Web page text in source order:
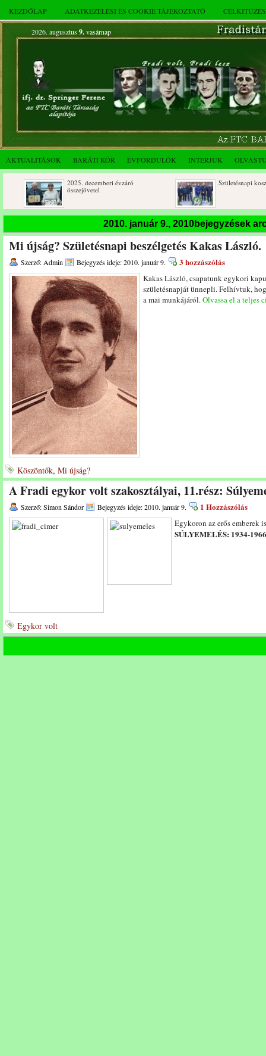
KEZDŐLAP ADATKEZELÉSI ÉS COOKIE TÁJÉKOZTATÓ
2026. augusztus 9.vasárnap
AKTUALITÁSOK BARÁTI KÖR ÉVFORDULÓK INTERJÚK
2025. decemberi évzáró
összejövetel
Születésnapi koszorúzások
2010. január 9., 2010bejegyzések
Mi újság? Születésnapi beszélgetés Kakas László.
Szerző: Admin Bejegyzés ideje: 2010. január 9. 3 hozzászólás
Kakas László, csapatunk egykori
születésnapját ünnepli. Felhívtuk,
a mai munkájáról.Olvassa el a teljes
Köszöntők, Mi újság?
A Fradi egykor volt szakosztályai, 11.rész:
Szerző: Simon Sándor Bejegyzés ideje: 2010. január 9. 1 Hozzászólás
Egykoron az erős emberek
SÚLYEMELÉS: 1934-1966
Egykor volt